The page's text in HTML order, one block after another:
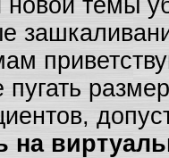
темы
на